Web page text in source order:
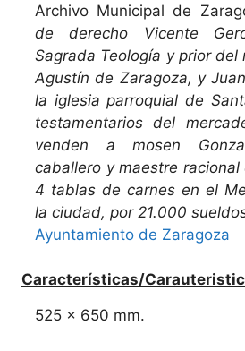
Archivo Municipal de
de derecho Vicente
Sagrada Teología y prior del
Agustín de Zaragoza, y
la iglesia parroquial de
testamentarios del
venden a mosen
caballero y maestre
4 tablas de carnes en el
la ciudad, por 21.000
Ayuntamiento de Zaragoza
Características/
525 x 650 mm.